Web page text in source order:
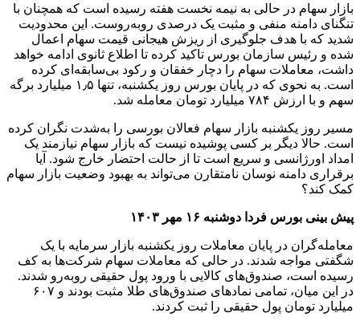
بازار سهام در حالی به نیمه نخست هفته رسیده است که همچنان با
تنگنای دامنه منفی و مثبت یک درصدی روبه‌روست. این محدودیت
شدید که با هدف جلوگیری از ریزش هیجانی قیمت سهام اعمال
شده و رئیس سازمان بورس تاکید کرده تا اطلاع ثانوی ادامه خواهد
داشت، معاملات سهام را دچار خفقان و رکود بی‌سابقه‌ای کرده
است. به نحوی که در پایان بورس روز یکشنبه، تنها ۱٫۵ میلیارد برگه
سهم و با ارزش ۷۸۴ میلیارد تومان معامله شد.
مسیر روز یکشنبه بازار سهام فعالان بورسی را به‌شدت نگران کرده
است. حالا دیگر بر کسی پوشیده نیست که بازار سهام نیازمند یک
امداد اورژانسی و سریع است تا از حالت احتضار خارج شود. آیا
برقراری دامنه نوسان نامتقارن می‌تواند به بهبود وضعیت بازار سهام
کمک کند؟
پیش بینی بورس فردا دوشنبه ۱۶ مهر ۱۴۰۳
معامله‌گران در پایان معاملات روز یکشنبه بازار سرمایه با یک
شگفتی مواجه شدند. در حالی که معاملات سهام شرکت‌ها به کف
رسیده است، صندوق‌های کالایی با ورود پول حقیقی روبه‌رو شدند.
در این میان، تمامی نمادهای صندوق‌های طلا مثبت بودند و ۶۰۷
میلیارد تومان پول حقیقی را ثبت کردند.